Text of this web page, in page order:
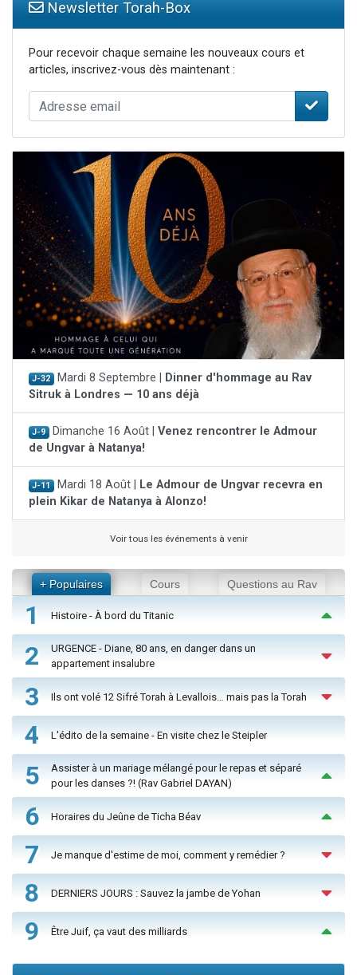
Newsletter Torah-Box
Pour recevoir chaque semaine les nouveaux cours et
articles, inscrivez-vous dès maintenant :
J-32 Mardi 8 Septembre |
Dinner d'hommage au Rav
Sitruk à Londres — 10 ans déjà
J-9 Dimanche 16 Août | Venez rencontrer le Admour
de Ungvar à Natanya!
J-11 Mardi 18 Août |
Le Admour de Ungvar recevra en
plein Kikar de Natanya à Alonzo!
Voir tous les événements à venir
+ Populaires Cours Questions au Rav
1 Histoire - À bord du Titanic
2
URGENCE - Diane, 80 ans, en danger dans un
appartement insalubre
3 Ils ont volé 12 Sifré Torah à Levallois… mais pas la Torah
4 L'édito de la semaine - En visite chez le Steipler
5
Assister à un mariage mélangé pour le repas et séparé
pour les danses ?! (Rav Gabriel DAYAN)
6 Horaires du Jeûne de Ticha Béav
7 Je manque d'estime de moi, comment y remédier ?
8 DERNIERS JOURS : Sauvez la jambe de Yohan
9 Être Juif, ça vaut des milliards